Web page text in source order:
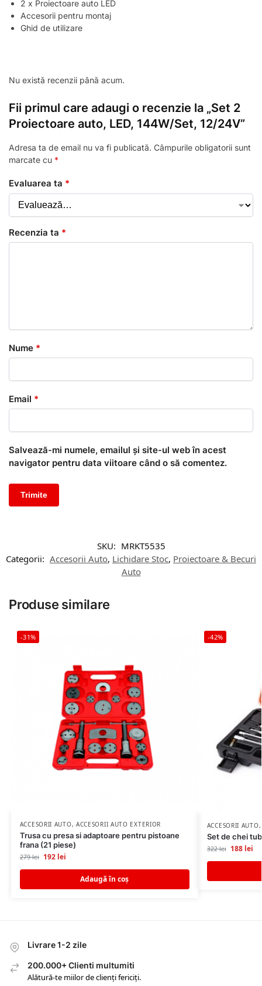
2 x Proiectoare auto LED
Accesorii pentru montaj
Ghid de utilizare
Nu există recenzii până acum.
Fii primul care adaugi o recenzie la „Set 2
Proiectoare auto, LED, 144W/Set, 12/24V”
Adresa ta de email nu va fi publicată. Câmpurile obligatorii sunt
marcate cu *
Evaluarea ta *
Recenzia ta *
Nume *
Email *
Salvează-mi numele, emailul și site-ul web în acest
navigator pentru data viitoare când o să comentez.
SKU: MRKT5535
Categorii: Accesorii Auto, Lichidare Stoc, Proiectoare & Becuri
Auto
Produse similare
-31%
ACCESORII AUTO, ACCESORII AUTO EXTERIOR
Trusa cu presa si adaptoare pentru pistoane
frana (21 piese)
279lei 192 lei
Adaugă în coș
-42%
ACCESORII AUTO
Set de chei
322lei 188 lei
Livrare 1-2 zile
200.000+ Clienti multumiti
Alătură-te miilor de clienți fericiți.